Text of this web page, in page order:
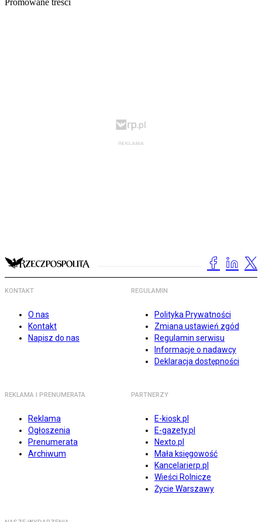
Promowane treści
KONTAKT
O nas
Kontakt
Napisz do nas
REGULAMIN
Polityka Prywatności
Zmiana ustawień zgód
Regulamin serwisu
Informacje o nadawcy
Deklaracja dostępności
REKLAMA I PRENUMERATA
Reklama
Ogłoszenia
Prenumerata
Archiwum
PARTNERZY
E-kiosk.pl
E-gazety.pl
Nexto.pl
Mała księgowość
Kancelarierp.pl
Wieści Rolnicze
Życie Warszawy